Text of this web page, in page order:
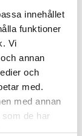
innehållet
funktioner
Vi
annan
och
med.
med annan
de har
2799 kr